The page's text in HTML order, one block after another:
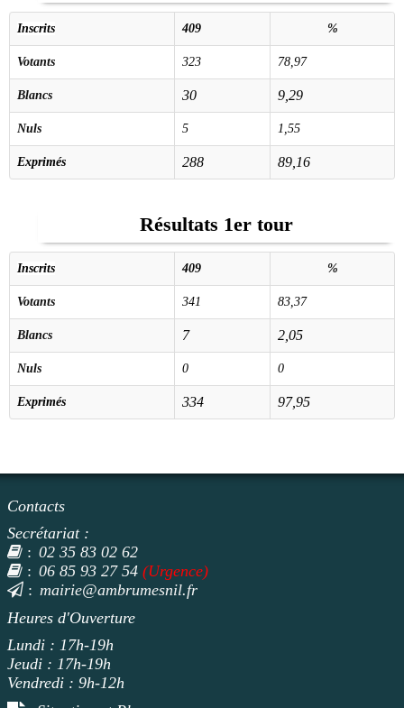
Inscrits 409 %
Votants 323 78,97
Blancs 30 9,29
Nuls 5 1,55
Exprimés 288 89,16
Résultats 1er tour
Inscrits 409 %
Votants 341 83,37
Blancs 7 2,05
Nuls 0 0
Exprimés 334 97,95
Contacts
Secrétariat :
: 02 35 83 02 62
: 06 85 93 27 54 (Urgence)
: mairie@ambrumesnil.fr
Heures d'Ouverture
Lundi : 17h-19h
Jeudi : 17h-19h
Vendredi : 9h-12h